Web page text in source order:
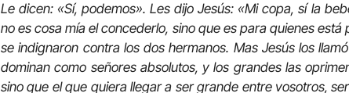
Le dicen: «Sí, podemos». Les dijo Jesús: «Mi copa, sí la
no es cosa mía el concederlo, sino que es para quienes
se indignaron contra los dos hermanos. Mas Jesús los
dominan como señores absolutos, y los grandes las
sino que el que quiera llegar a ser grande entre vosotros,